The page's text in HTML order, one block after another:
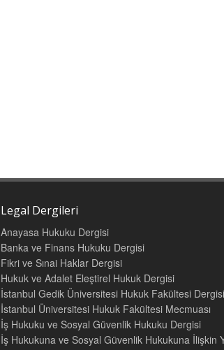
Legal Dergileri
Anayasa Hukuku Dergisi
Banka ve Finans Hukuku Dergisi
Fikri ve Sınai Haklar Dergisi
Hukuk ve Adalet Eleştirel Hukuk Dergisi
İstanbul Gedik Üniversitesi Hukuk Fakültesi Dergisi
İstanbul Üniversitesi Hukuk Fakültesi Mecmuası
İş Hukuku ve Sosyal Güvenlik Hukuku Dergisi
İş Hukukuna ve Sosyal Güvenlik Hukukuna İlişkin